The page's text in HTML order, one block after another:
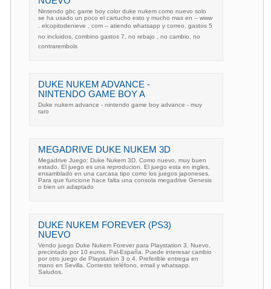
Nintendo gbc game boy color duke nukem como nuevo solo
se ha usado un poco el cartucho esto y mucho mas en -- www
. elcopitodenieve . com -- atiendo whatsapp y correo, gastos 5
no incluidos, combino gastos 7, no rebajo , no cambio, no
contrarembols
DUKE NUKEM ADVANCE -
NINTENDO GAME BOY A
Duke nukem advance - nintendo game boy advance - muy
raro
MEGADRIVE DUKE NUKEM 3D
Megadrive Juego: Duke Nukem 3D. Como nuevo, muy buen
estado. El juego es una reproducion. El juego esta en ingles,
ensamblado en una carcasa tipo como los juegos japoneses.
Para que funcione hace falta una consola megadrive Genesis
o bien un adaptado
DUKE NUKEM FOREVER (PS3)
NUEVO
Vendo juego Duke Nukem Forever para Playstation 3. Nuevo,
precintado por 10 euros. Pal-España. Puede interesar cambio
por otro juego de Playstation 3 o 4. Preferible entrega en
mano en Sevilla. Contesto teléfono, email y whatsapp.
Saludos.